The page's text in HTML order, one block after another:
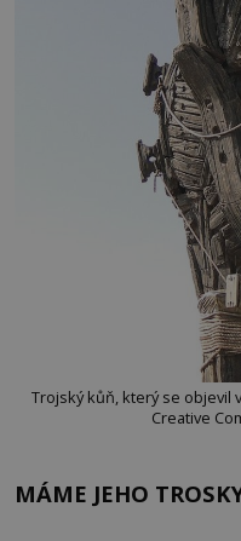
Trojský kůň, který se objevil
Creative
MÁME JEHO